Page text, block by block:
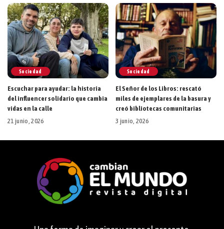
Sociedad
Escuchar para ayudar: la historia
del influencer solidario que cambia
vidas en la calle
21 junio, 2026
Sociedad
El Señor de los Libros: rescató
miles de ejemplares de la basura y
creó bibliotecas comunitarias
3 junio, 2026